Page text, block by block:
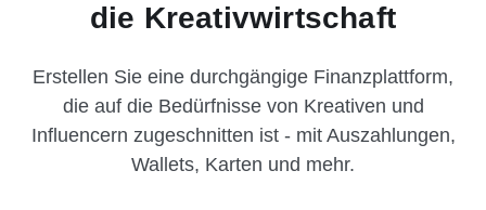
die Kreativwirtschaft
Erstellen Sie eine durchgängige Finanzplattform,
die auf die Bedürfnisse von Kreativen und
Influencern zugeschnitten ist - mit Auszahlungen,
Wallets, Karten und mehr.